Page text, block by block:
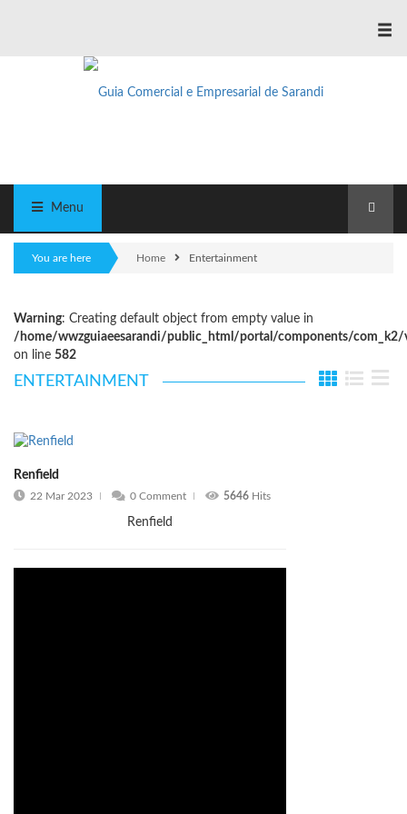
≡
Menu
You are here Home Entertainment
Warning: Creating default object from empty value in
/home/wwzguiaeesarandi/public_html/portal/components/
on line 582
ENTERTAINMENT
Renfield
22 Mar 2023 0 Comment 5646 Hits
Renfield